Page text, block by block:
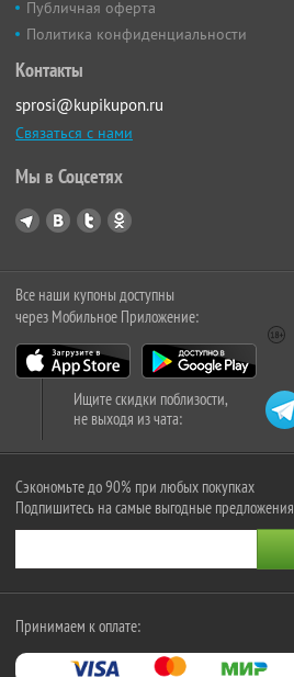
Публичная оферта
Политика конфиденциальности
Контакты
sprosi@kupikupon.ru
Связаться с нами
Мы в Соцсетях
Все наши купоны доступны
через Мобильное Приложение:
Ищите скидки поблизости,
не выходя из чата:
Сэкономьте до 90% при любых покупках
Подпишитесь на самые выгодные предложения
Принимаем к оплате: